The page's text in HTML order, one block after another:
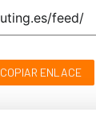
COPIAR ENLACE